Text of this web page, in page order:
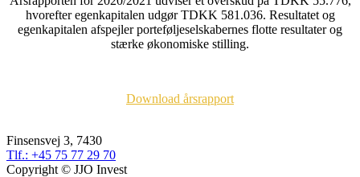
hvorefter egenkapitalen udgør TDKK 581.036. Resultatet og
egenkapitalen afspejler porteføljeselskabernes flotte resultater og
stærke økonomiske stilling.
Download årsrapport
Finsensvej 3, 7430
Tlf.: +45 75 77 29 70
Copyright © JJO Invest